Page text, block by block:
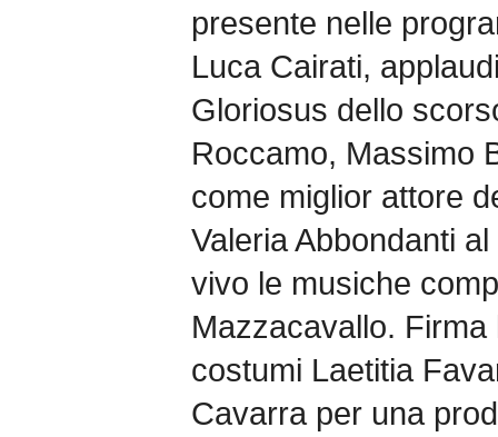
presente nelle
Luca Cairati,
Gloriosus dello
Roccamo, Massimo
come miglior attore
Valeria Abbondanti
vivo le musiche
Mazzacavallo.
costumi Laetitia
Cavarra per una